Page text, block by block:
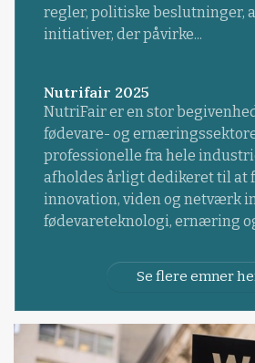
regler, politiske beslutninger,
initiativer, der påvirke...
Nutrifair 2025
NutriFair er en stor
fødevare- og
professionelle fra hele
afholdes årligt dedikeret til at
innovation, viden og netværk
fødevareteknologi, ernæring
Se flere emner